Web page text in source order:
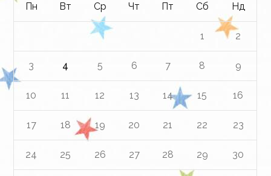
Пн Вт Ср Чт Пт Сб Нд
1 2
3 4 5 6 7 8 9
10 11 12 13 14 15 16
17 18 19 20 21 22 23
24 25 26 27 28 29 30